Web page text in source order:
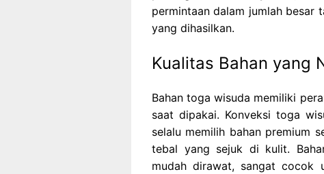
permintaan dalam jumlah besar
yang dihasilkan.
Kualitas Bahan yang
Bahan toga wisuda memiliki
saat dipakai. Konveksi toga
selalu memilih bahan premium
tebal yang sejuk di kulit.
mudah dirawat, sangat cocok